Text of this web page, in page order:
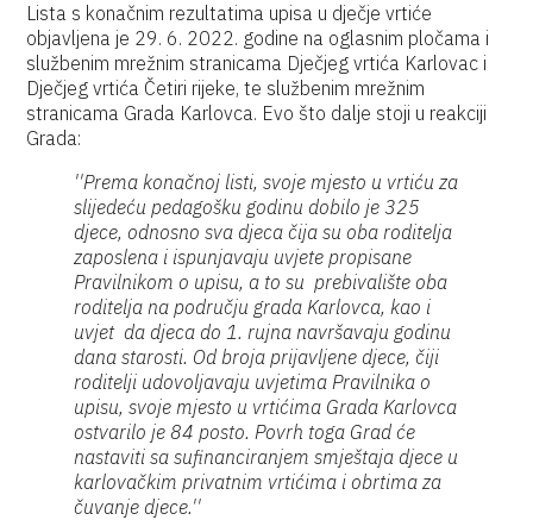
Lista s konačnim rezultatima upisa u dječje vrtiće
objavljena je 29. 6. 2022. godine na oglasnim pločama i
službenim mrežnim stranicama Dječjeg vrtića Karlovac i
Dječjeg vrtića Četiri rijeke, te službenim mrežnim
stranicama Grada Karlovca. Evo što dalje stoji u reakciji
Grada:
''Prema konačnoj listi, svoje mjesto u vrtiću za
slijedeću pedagošku godinu dobilo je 325
djece, odnosno sva djeca čija su oba roditelja
zaposlena i ispunjavaju uvjete propisane
Pravilnikom o upisu, a to su prebivalište oba
roditelja na području grada Karlovca, kao i
uvjet da djeca do 1. rujna navršavaju godinu
dana starosti. Od broja prijavljene djece, čiji
roditelji udovoljavaju uvjetima Pravilnika o
upisu, svoje mjesto u vrtićima Grada Karlovca
ostvarilo je 84 posto. Povrh toga Grad će
nastaviti sa sufinanciranjem smještaja djece u
karlovačkim privatnim vrtićima i obrtima za
čuvanje djece.''